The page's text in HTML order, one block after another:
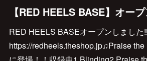
【RED HEELS BASE】オー
RED HEELS BASEオープンしました‼️
https://redheels.theshop.jp♫Praise